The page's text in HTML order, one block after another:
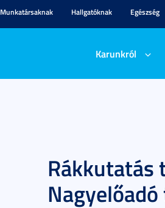
Munkatársaknak Hallgatóknak Egészség
Karunkról
Rákkutatás